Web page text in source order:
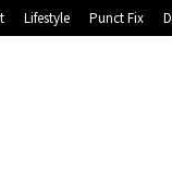
Lifestyle Punct Fix